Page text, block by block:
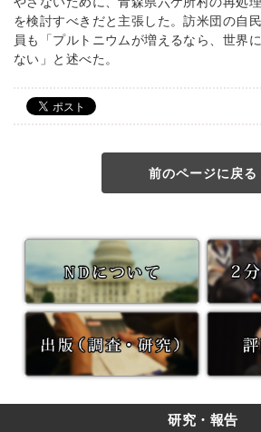
を検討すべきだと主張した。訪米団の自
員も「プルトニウムが増えるなら、世界
ない」と述べた。
前のページに戻る
研究・報告